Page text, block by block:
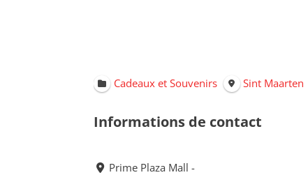
Cadeaux et Souvenirs Sint Maarten
Informations de contact
Prime Plaza Mall -